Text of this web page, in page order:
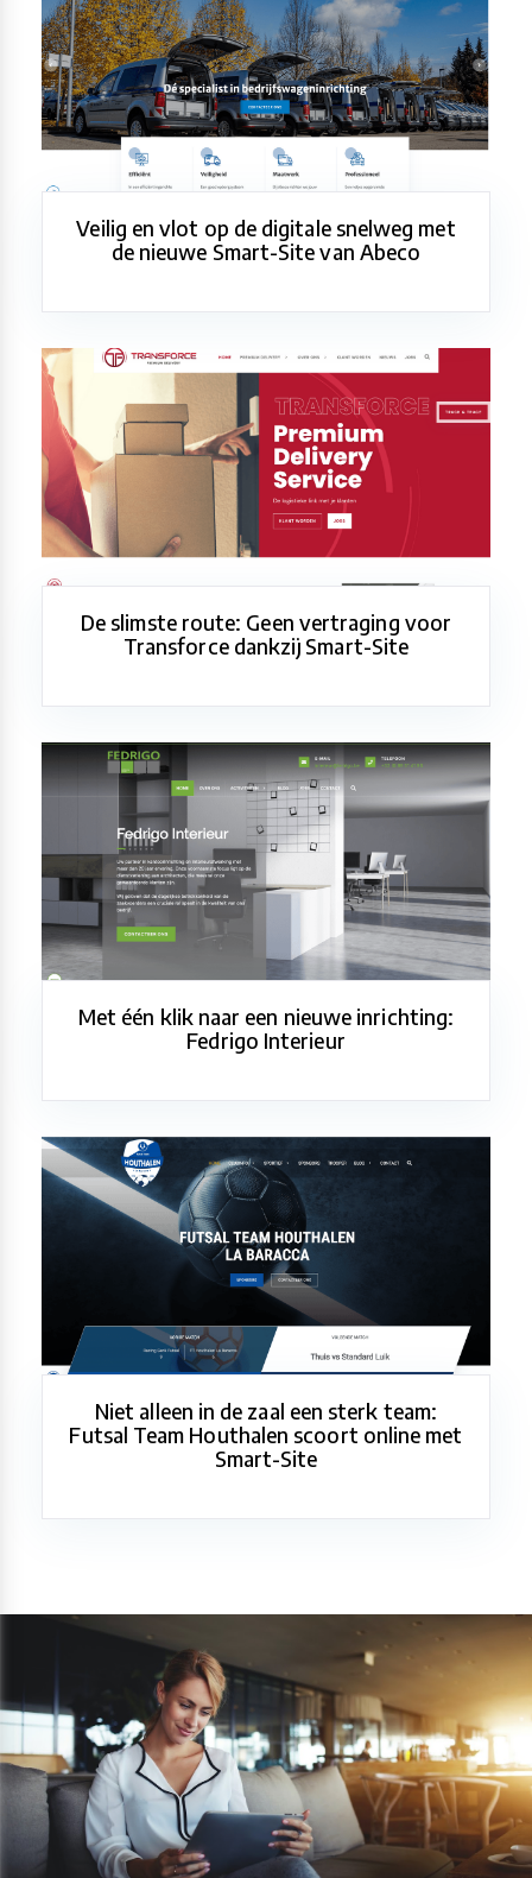
Veilig en vlot op de digitale snelweg met
de nieuwe Smart-Site van Abeco
De slimste route: Geen vertraging voor
Transforce dankzij Smart-Site
Met één klik naar een nieuwe inrichting:
Fedrigo Interieur
Niet alleen in de zaal een sterk team:
Futsal Team Houthalen scoort online met
Smart-Site